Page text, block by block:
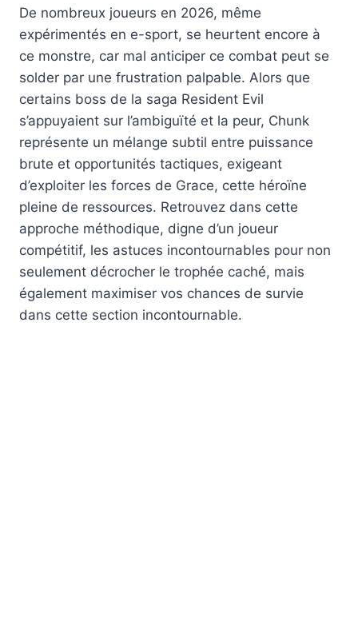
De nombreux joueurs en 2026, même
expérimentés en e-sport, se heurtent encore à
ce monstre, car mal anticiper ce combat peut se
solder par une frustration palpable. Alors que
certains boss de la saga Resident Evil
s’appuyaient sur l’ambiguïté et la peur, Chunk
représente un mélange subtil entre puissance
brute et opportunités tactiques, exigeant
d’exploiter les forces de Grace, cette héroïne
pleine de ressources. Retrouvez dans cette
approche méthodique, digne d’un joueur
compétitif, les astuces incontournables pour non
seulement décrocher le trophée caché, mais
également maximiser vos chances de survie
dans cette section incontournable.